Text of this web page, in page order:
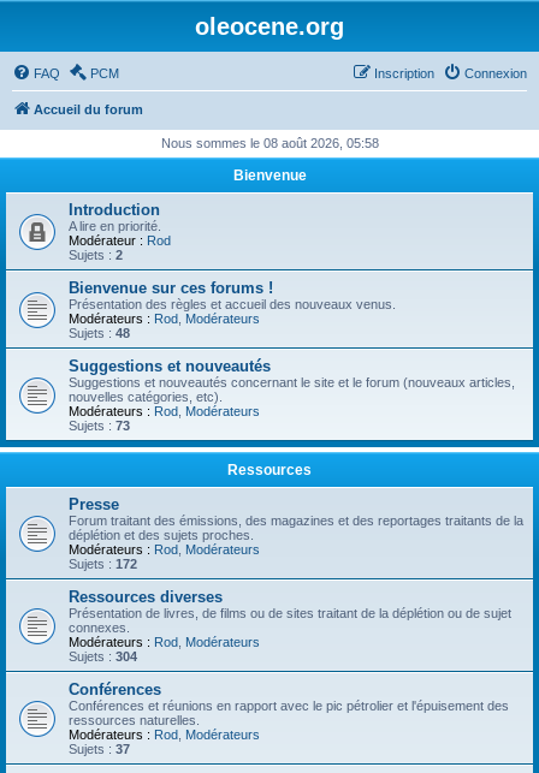
oleocene.org
FAQ PCM Connexion
Inscription
Accueil du forum
Nous sommes le 08 août 2026, 05:58
Bienvenue
Introduction
A lire en priorité.
Modérateur : Rod
Sujets : 2
Bienvenue sur ces forums !
Présentation des règles et accueil des nouveaux venus.
Modérateurs : Rod Modérateurs
Sujets : 48
Suggestions et nouveautés
Suggestions et nouveautés concernant le site et le forum (nouveaux articles,
nouvelles catégories, etc).
Modérateurs : Rod Modérateurs
Sujets : 73
Ressources
Presse
Forum traitant des émissions, des magazines et des reportages traitants de la
déplétion et des sujets proches.
Modérateurs : Rod Modérateurs
Sujets : 172
Ressources diverses
Présentation de livres, de films ou de sites traitant de la déplétion ou de sujet
connexes.
Modérateurs : Rod Modérateurs
Sujets : 304
Conférences
Conférences et réunions en rapport avec le pic pétrolier et l'épuisement des
ressources naturelles.
Modérateurs : Rod Modérateurs
Sujets : 37